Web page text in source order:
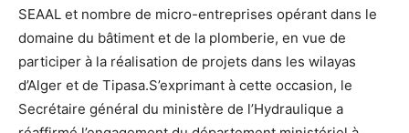
SEAAL et nombre de micro-entreprises opérant dans le
domaine du bâtiment et de la plomberie, en vue de
participer à la réalisation de projets dans les wilayas
d’Alger et de Tipasa.S’exprimant à cette occasion, le
Secrétaire général du ministère de l’Hydraulique a